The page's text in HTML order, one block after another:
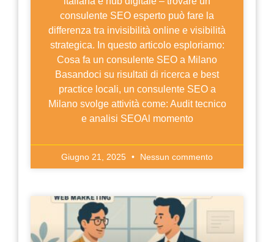
consulente SEO esperto può fare la
differenza tra invisibilità online e visibilità
strategica. In questo articolo esploriamo:
Cosa fa un consulente SEO a Milano
Basandoci su risultati di ricerca e best
practice locali, un consulente SEO a
Milano svolge attività come: Audit tecnico
e analisi SEOAl momento
Giugno 21, 2025 Nessun commento